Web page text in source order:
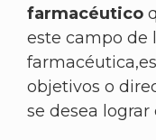
farmacéutico
este campo de
objetivos o
se desea lograr